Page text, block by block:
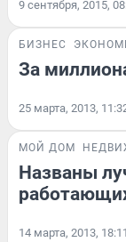
9 сентября, 2015,
БИЗНЕС
За
25 марта, 2013,
МОЙ ДОМ
Названы
14 марта, 2013, 18:11